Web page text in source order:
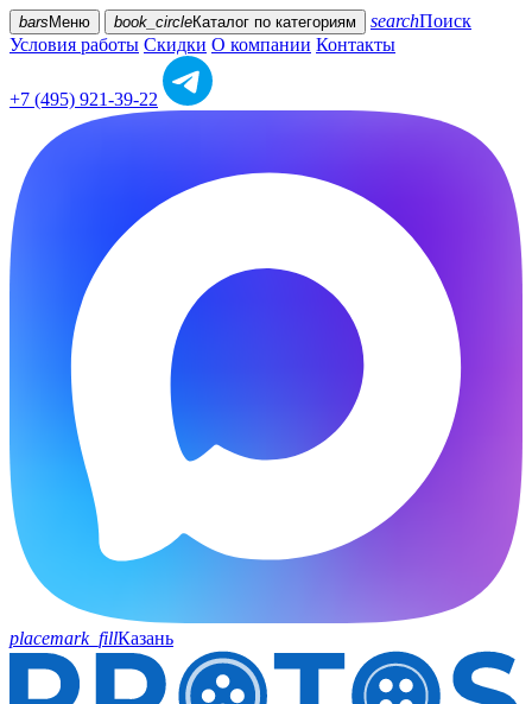
bars Меню book_circleКаталог по категориям searchПоиск
Условия работы Скидки О компании Контакты
+7 (495) 921-39-22
placemark_fillКазань